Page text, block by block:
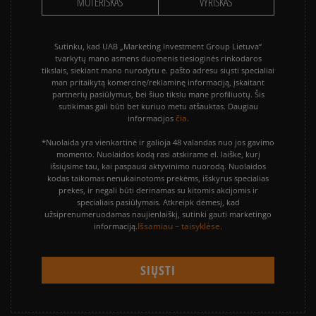
Sutinku, kad UAB „Marketing Investment Group Lietuva“
tvarkytų mano asmens duomenis tiesioginės rinkodaros
tikslais, siekiant mano nurodytu e. pašto adresu siųsti specialiai
man pritaikytą komercinę/reklaminę informaciją, įskaitant
partnerių pasiūlymus, bei šiuo tikslu mane profiliuotų. Šis
sutikimas gali būti bet kuriuo metu atšauktas. Daugiau
informacijos čia.
*Nuolaida yra vienkartinė ir galioja 48 valandas nuo jos gavimo
momento. Nuolaidos kodą rasi atskirame el. laiške, kurį
išsiųsime tau, kai paspausi aktyvinimo nuorodą. Nuolaidos
kodas taikomas nenukainotoms prekėms, išskyrus specialias
prekes, ir negali būti derinamas su kitomis akcijomis ir
specialiais pasiūlymais. Atkreipk dėmesį, kad
užsiprenumeruodamas naujienlaiškį, sutinki gauti marketingo
informaciją.Išsamiau – taisyklėse.